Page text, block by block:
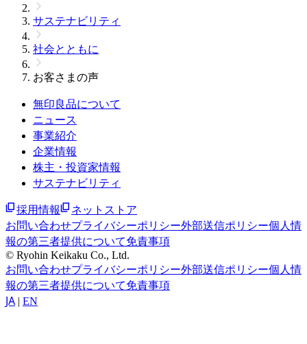
サステナビリティ
社会とともに
お客さまの声
無印良品について
ニュース
事業紹介
企業情報
株主・投資家情報
サステナビリティ
採用情報
ネットストア
お問い合わせプライバシーポリシー外部送信ポリシー個人情
報の第三者提供について免責事項
© Ryohin Keikaku Co., Ltd.
お問い合わせプライバシーポリシー外部送信ポリシー個人情
報の第三者提供について免責事項
JA | EN